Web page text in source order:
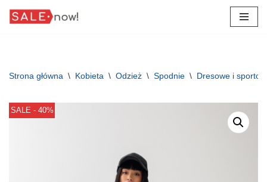
Strona główna \ Kobieta \ Odzież \ Spodnie \ Dresowe i
SALE - 40%